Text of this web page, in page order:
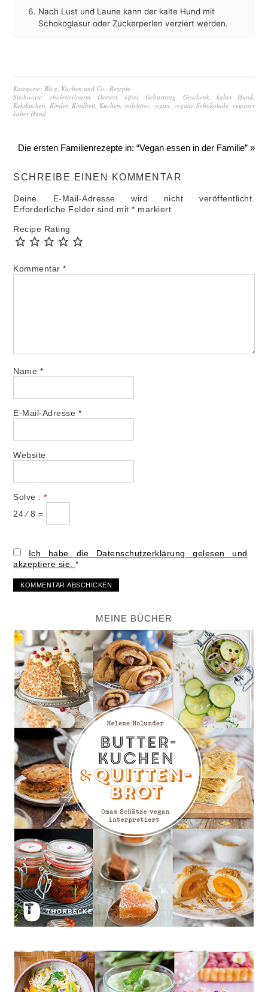
Nach Lust und Laune kann der kalte Hund mit
Schokoglasur oder Zuckerperlen verziert werden.
Kategorie: Blog Kuchen und Co.
Rezepte
Stichworte:cholesterinarm Dessert ,eifrei Geburtstag Geschenk, kalter Hund,
Kekskuchen Kinder, Kindheit Kuchen milchfrei, vegan vegane Schokolade, veganer
kalter Hund
Die ersten Familienrezepte in: “Vegan essen in der Familie” »
SCHREIBE EINEN KOMMENTAR
Deine E-Mail-Adresse wird nicht veröffentlicht.
Erforderliche Felder sind mit* markiert
Recipe Rating
Kommentar*
Name *
E-Mail-Adresse *
Website
Solve :*
24 ⁄ 8 =
Ich habe die Datenschutzerklärung gelesen und
akzeptiere sie.*
MEINE BÜCHER